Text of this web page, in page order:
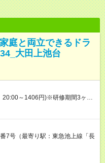
庭と両立できるドラ
大田上池台
20:00～1406円)※研修期間3ヶ月
あり 社内試験合格後、時給＋50
間あり：入社日
雇用形態、給与は本採用時と
7号（最寄り駅：東急池上線「長